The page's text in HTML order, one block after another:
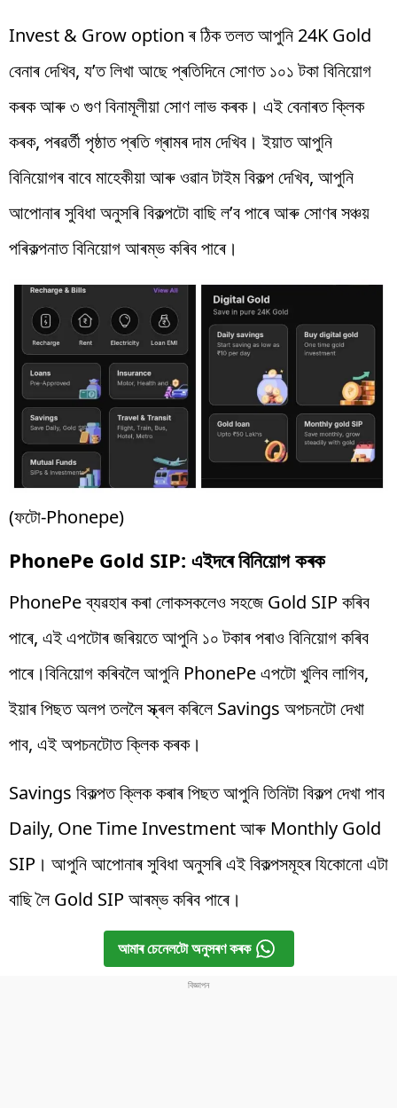
Invest & Grow option ৰ ঠিক তলত আপুনি 24K Gold
বেনাৰ দেখিব, য’ত লিখা আছে প্ৰতিদিনে সোণত ১০১ টকা বিনিয়োগ
কৰক আৰু ৩ গুণ বিনামূলীয়া সোণ লাভ কৰক। এই বেনাৰত ক্লিক
কৰক, পৰৱৰ্তী পৃষ্ঠাত প্ৰতি গ্ৰামৰ দাম দেখিব। ইয়াত আপুনি
বিনিয়োগৰ বাবে মাহেকীয়া আৰু ওৱান টাইম বিকল্প দেখিব, আপুনি
আপোনাৰ সুবিধা অনুসৰি বিকল্পটো বাছি ল’ব পাৰে আৰু সোণৰ সঞ্চয়
পৰিকল্পনাত বিনিয়োগ আৰম্ভ কৰিব পাৰে।
(ফটো-Phonepe)
PhonePe Gold SIP: এইদৰে বিনিয়োগ কৰক
PhonePe ব্যৱহাৰ কৰা লোকসকলেও সহজে Gold SIP কৰিব
পাৰে, এই এপটোৰ জৰিয়তে আপুনি ১০ টকাৰ পৰাও বিনিয়োগ কৰিব
পাৰে।বিনিয়োগ কৰিবলৈ আপুনি PhonePe এপটো খুলিব লাগিব,
ইয়াৰ পিছত অলপ তললৈ স্ক্ৰল কৰিলে Savings অপচনটো দেখা
পাব, এই অপচনটোত ক্লিক কৰক।
Savings বিকল্পত ক্লিক কৰাৰ পিছত আপুনি তিনিটা বিকল্প দেখা পাব
Daily, One Time Investment আৰু Monthly Gold
SIP। আপুনি আপোনাৰ সুবিধা অনুসৰি এই বিকল্পসমূহৰ যিকোনো এটা
বাছি লৈ Gold SIP আৰম্ভ কৰিব পাৰে।
আমাৰ চেনেলটো অনুসৰণ কৰক